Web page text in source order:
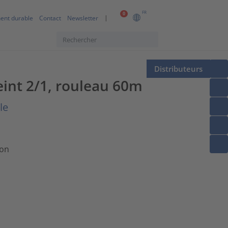
0 FR
durable Contact Newsletter
Distributeurs
2/1, rouleau 60m